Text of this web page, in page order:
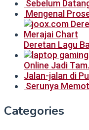
Sebelum
Mengenal
Deretan Lagu
Online Jadi
Jalan-jalan di
Serunya
Categories